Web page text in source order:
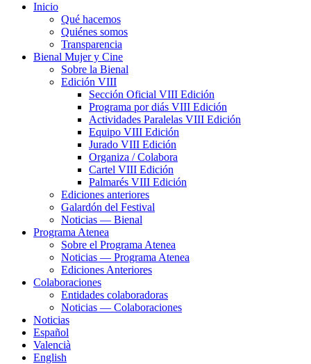
Inicio
Qué hacemos
Quiénes somos
Transparencia
Bienal Mujer y Cine
Sobre la Bienal
Edición VIII
Sección Oficial VIII Edición
Programa por diás VIII Edición
Actividades Paralelas VIII Edición
Equipo VIII Edición
Jurado VIII Edición
Organiza / Colabora
Cartel VIII Edición
Palmarés VIII Edición
Ediciones anteriores
Galardón del Festival
Noticias — Bienal
Programa Atenea
Sobre el Programa Atenea
Noticias — Programa Atenea
Ediciones Anteriores
Colaboraciones
Entidades colaboradoras
Noticias — Colaboraciones
Noticias
Español
Valencià
English